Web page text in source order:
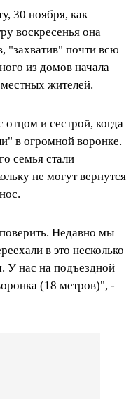
30 ноября, как
воскресенья она
"захватив" почти всю
из домов начала
жителей.
и сестрой, когда
в огромной воронке.
семья стали
не могут вернутся
Недавно мы
в это несколько
У нас на подъездной
(18 метров)", -